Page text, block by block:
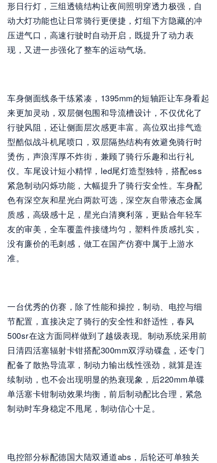
形日行灯，三组透镜结构让夜间照明穿透力极强，自
动大灯功能也让日常骑行更便捷，灯组下方隐藏的冲
压进气口，高速行驶时自动开启，既提升了动力表
现，又进一步强化了整车的运动气场。
车身侧面线条干练紧凑，1395mm的短轴距让车身看起
来更加灵动，双层侧包围和导流槽设计，不仅优化了
行驶风阻，还让侧面层次感更丰富。高位双出排气造
型酷似战斗机尾喷口，双层隔热结构有效避免骑行时
烫伤，声浪浑厚不炸街，兼顾了骑行乐趣和出行礼
仪。车尾设计短小精悍，led尾灯造型独特，搭配ess
紧急制动闪烁功能，大幅提升了骑行安全性。车身配
色有深空灰和星光白两款可选，深空灰自带液态金属
质感，高级感十足，星光白清爽利落，更贴合年轻车
友的审美，全车覆盖件接缝均匀，塑料件质感扎实，
没有廉价的毛刺感，做工在国产仿赛中属于上游水
准。
一台优秀的仿赛，除了性能和操控，制动、电控与细
节配置，直接决定了骑行的安全性和舒适性，春风
500sr在这方面同样做到了越级表现。制动系统采用前
日清四活塞辐射卡钳搭配300mm双浮动碟盘，还专门
配备了散热导流罩，制动力输出线性强劲，就算是连
续制动，也不会出现明显的热衰现象，后220mm单碟
单活塞卡钳制动效果均衡，前后制动配比合理，紧急
制动时车身稳定不甩尾，制动信心十足。
电控部分标配德国大陆双通道abs，后轮还可单独关